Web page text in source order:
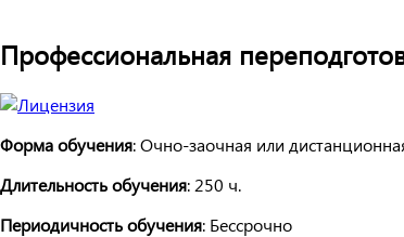
Профессиональная
Форма обучения: Очно-заочная или
Длительность обучения: 250 ч.
Периодичность обучения: Бессрочно